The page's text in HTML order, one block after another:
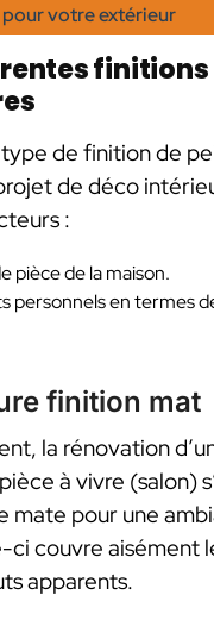
votre extérieur
de finition de
de déco
:
pièce de la maison.
personnels en termes
finition mat
la rénovation
à vivre (salon)
mate pour une
ci couvre aisément
apparents.